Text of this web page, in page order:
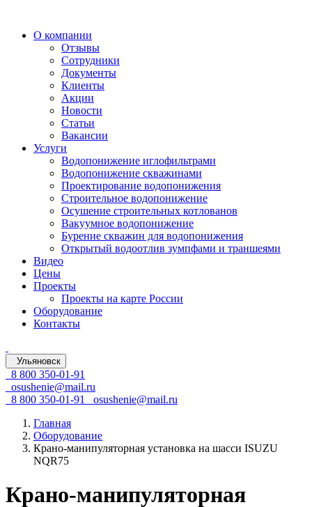
О компании
Отзывы
Сотрудники
Документы
Клиенты
Акции
Новости
Статьи
Вакансии
Услуги
Водопонижение иглофильтрами
Водопонижение скважинами
Проектирование водопонижения
Строительное водопонижение
Осушение строительных котлованов
Вакуумное водопонижение
Бурение скважин для водопонижения
Открытый водоотлив зумпфами и траншеями
Видео
Цены
Проекты
Проекты на карте России
Оборудование
Контакты
Ульяновск
8 800 350-01-91
osushenie@mail.ru
8 800 350-01-91
osushenie@mail.ru
Главная
Оборудование
Крано-манипуляторная установка на шасси ISUZU
NQR75
Крано-манипуляторная